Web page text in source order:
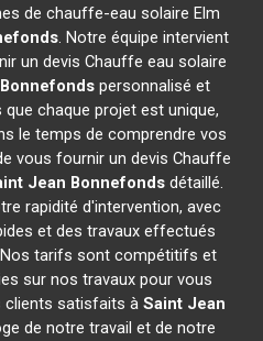
de chauffe-eau solaire Elm
. Notre équipe intervient
un devis Chauffe eau solaire
personnalisé et
chaque projet est unique,
le temps de comprendre vos
vous fournir un devis Chauffe
Jean Bonnefondsdétaillé.
rapidité d'intervention, avec
et des travaux effectués
tarifs sont compétitifs et
sur nos travaux pour vous
clients satisfaits àSaint Jean
de notre travail et de notre